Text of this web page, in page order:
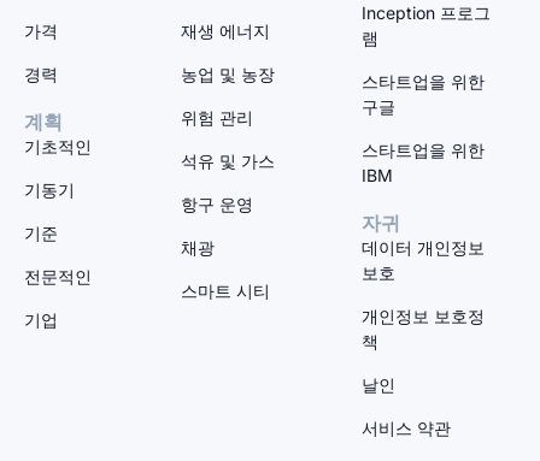
가격
경력
계획
기초적인
기동기
기준
전문적인
기업
재생 에너지
농업 및 농장
위험 관리
석유 및 가스
항구 운영
채광
스마트 시티
Inception 프로그
램
스타트업을 위한
구글
스타트업을 위한
IBM
자귀
데이터 개인정보
보호
개인정보 보호정
책
날인
서비스 약관